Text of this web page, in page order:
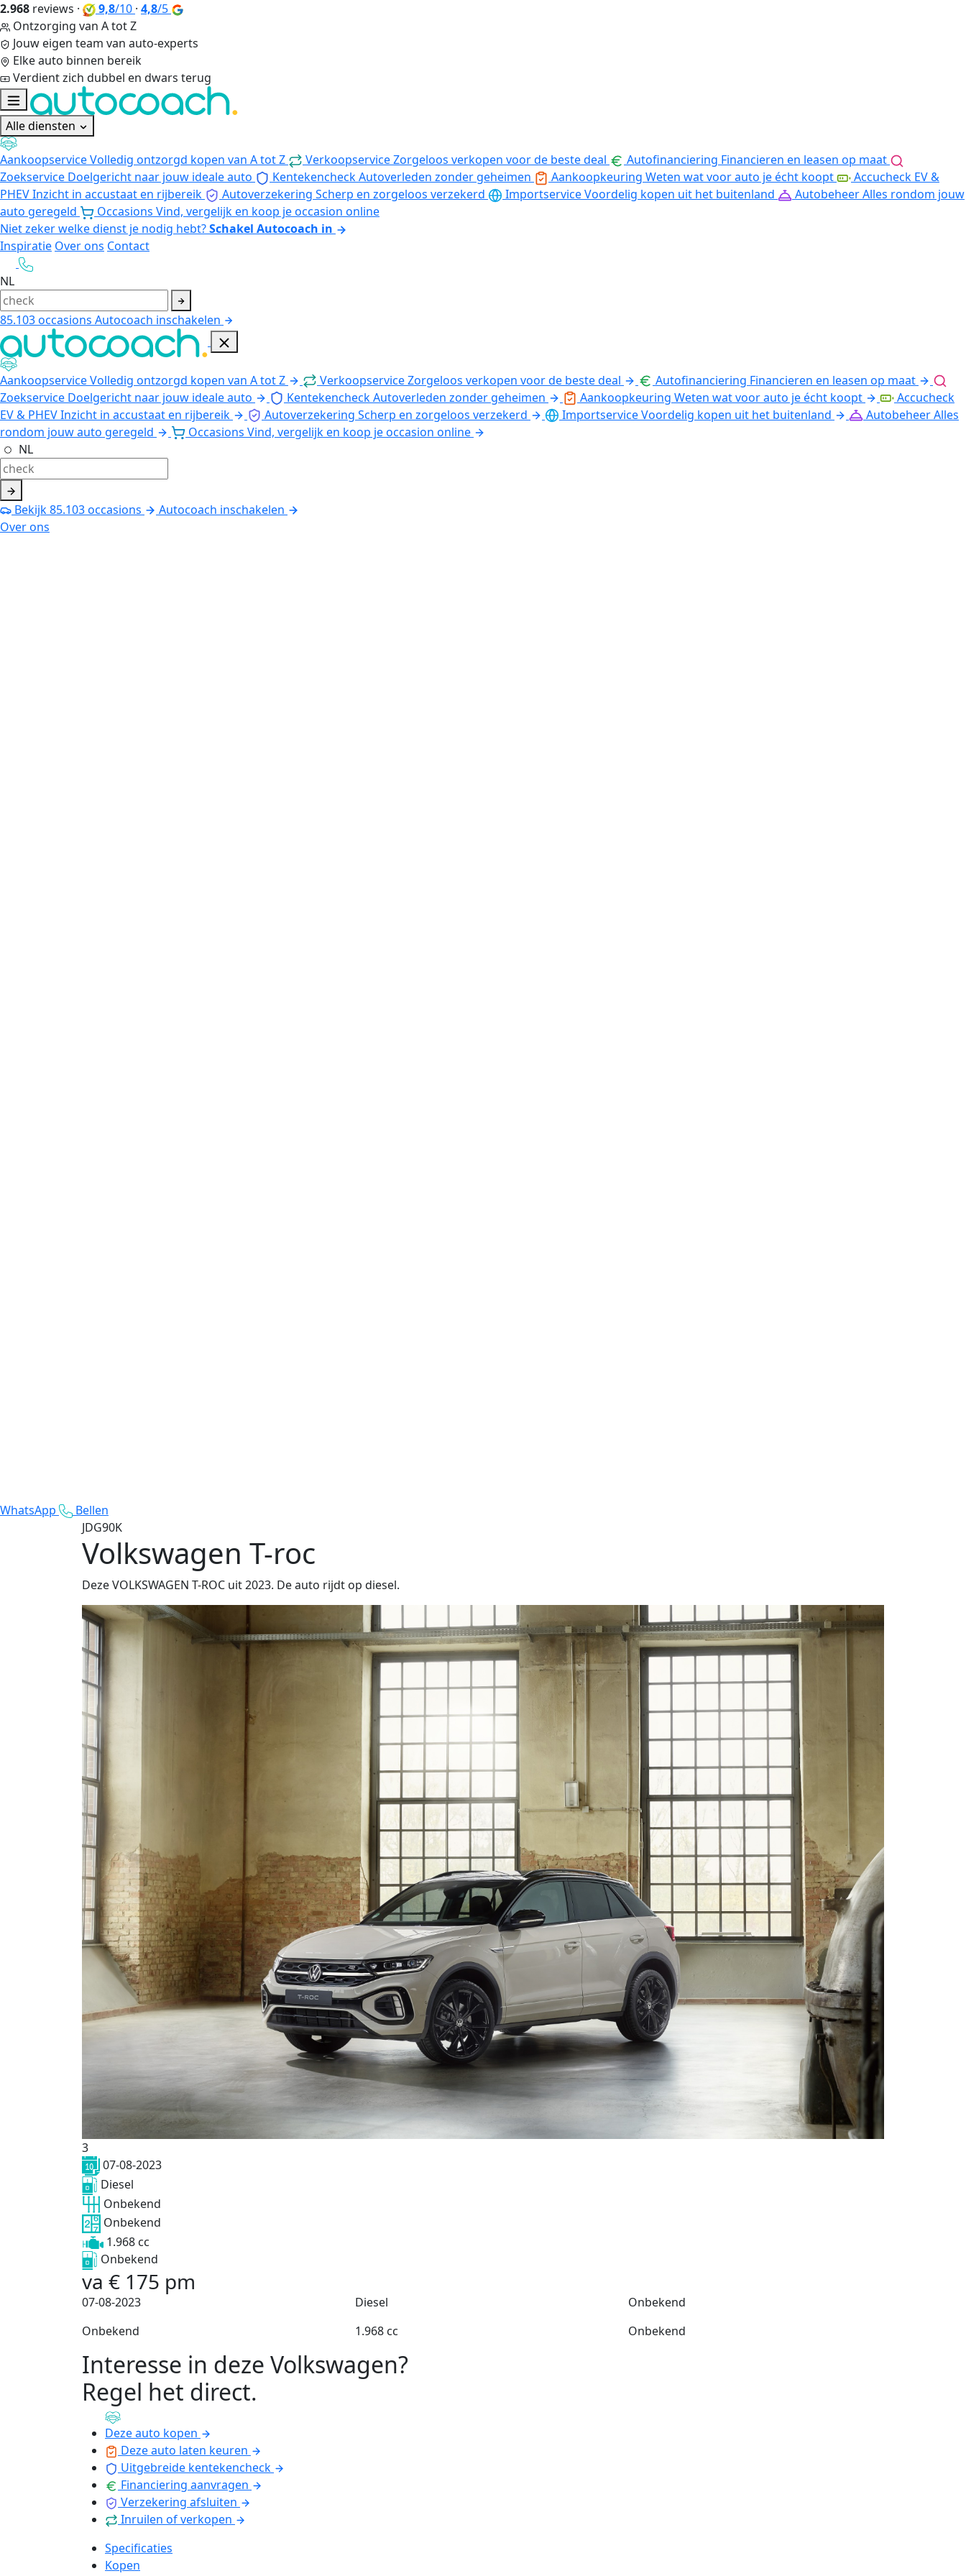
2.968 reviews · 9,8/10 · 4,8/5
Ontzorging van A tot Z
Jouw eigen team van auto-experts
Elke auto binnen bereik
Verdient zich dubbel en dwars terug
Alle diensten
AankoopserviceVolledig ontzorgd kopen van A tot Z VerkoopserviceZorgeloos verkopen voor de beste deal Autofinanciering Financieren en leasen op maat
Zoekservice Doelgericht naar jouw ideale auto KentekencheckAutoverleden zonder geheimen Aankoopkeuring Weten wat voor auto je écht koopt
Accucheck EV &
PHEVInzicht in accustaat en rijbereik Autoverzekering Scherp en zorgeloos verzekerd ImportserviceVoordelig kopen uit het buitenland AutobeheerAlles rondom jouw
auto geregeld
Occasions Vind, vergelijk en koop je occasion online
Niet zeker welke dienst je nodig hebt?Schakel Autocoach in
Inspiratie Over ons Contact
NL
85.103occasions Autocoach inschakelen
AankoopserviceVolledig ontzorgd kopen van A tot Z VerkoopserviceZorgeloos verkopen voor de beste deal Autofinanciering Financieren en leasen op maat
Zoekservice Doelgericht naar jouw ideale auto KentekencheckAutoverleden zonder geheimen Aankoopkeuring Weten wat voor auto je écht koopt
Accucheck
EV & PHEVInzicht in accustaat en rijbereik Autoverzekering Scherp en zorgeloos verzekerd ImportserviceVoordelig kopen uit het buitenland AutobeheerAlles
rondom jouw auto geregeld
Occasions Vind, vergelijk en koop je occasion online
NL
Bekijk85.103occasions
Autocoach inschakelen
Over ons
WhatsApp
Bellen
JDG90K
Volkswagen T-roc
Deze VOLKSWAGEN T-ROC uit 2023. De auto rijdt op diesel.
3
07-08-2023
Diesel
Onbekend
Onbekend
1.968 cc
Onbekend
va € 175 pm
07-08-2023 Diesel
Onbekend
Onbekend
1.968 cc Onbekend
Interesse in deze Volkswagen?
Regel het direct.
Deze auto kopen
Deze auto laten keuren
Uitgebreide kentekencheck
Financiering aanvragen
Verzekering afsluiten
Inruilen of verkopen
Specificaties
Kopen